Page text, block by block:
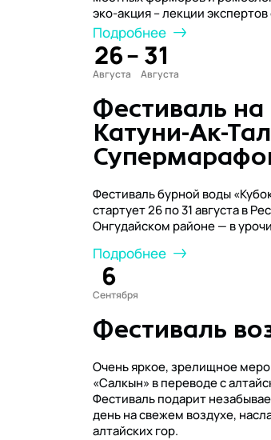
эко-акция – лекции
Подробнее
26
Августа
–31
Августа
Фестиваль
Катуни-Ак-
Фестиваль бурной воды
стартует 26 по 31 августа в
Онгудайском районе — в
Подробнее
6
Сентября
Фестиваль
Очень яркое, зрелищное
«Салкын» в переводе с
Фестиваль подарит
день на свежем воздухе,
алтайских гор.